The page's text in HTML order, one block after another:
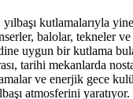
yılbaşı kutlamalarıyla
balolar, tekneler ve
uygun bir kutlama
tarihi mekanlarda
ve enerjik gece
atmosferini yaratıyor.